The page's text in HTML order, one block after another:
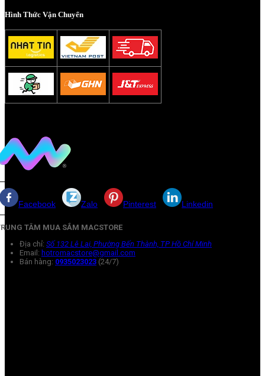
Hình Thức Vận Chuyển
Facebook Zalo Pinterest Linkedin
TÂM MUA SẮM MACSTORE
Địa chỉ: Số 132 Lê Lai, Phường Bến Thành, TP Hồ Chí Minh
Email: hotromacstore@gmail.com
Bán hàng: 0935023023 (24/7)